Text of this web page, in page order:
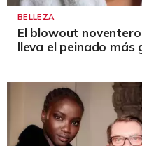
BELLEZA
El blowout
lleva el peinado más